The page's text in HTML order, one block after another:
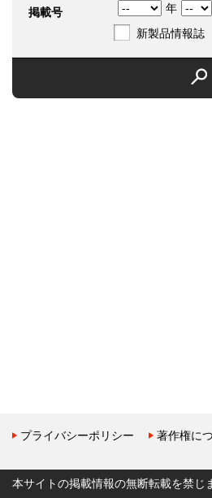
掲載号 年
新製品情報誌
プライバシーポリシー 著作権に
本サイトの掲載情報の無断転載を禁